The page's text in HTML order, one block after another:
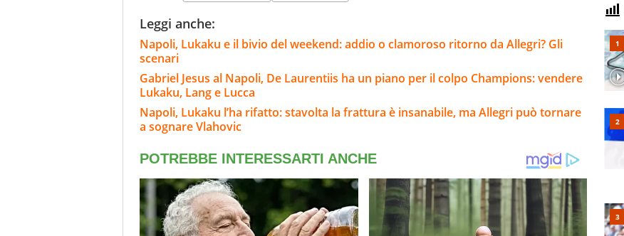
Leggi anche:
Napoli, Lukaku e il bivio del weekend: addio o clamoroso ritorno da Allegri? Gli
scenari
Gabriel Jesus al Napoli, De Laurentiis ha un piano per il colpo Champions: vendere
Lukaku, Lang e Lucca
Napoli, Lukaku l’ha rifatto: stavolta la frattura è insanabile, ma Allegri può tornare
a sognare Vlahovic